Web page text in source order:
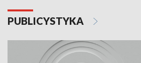
PUBLICYSTYKA